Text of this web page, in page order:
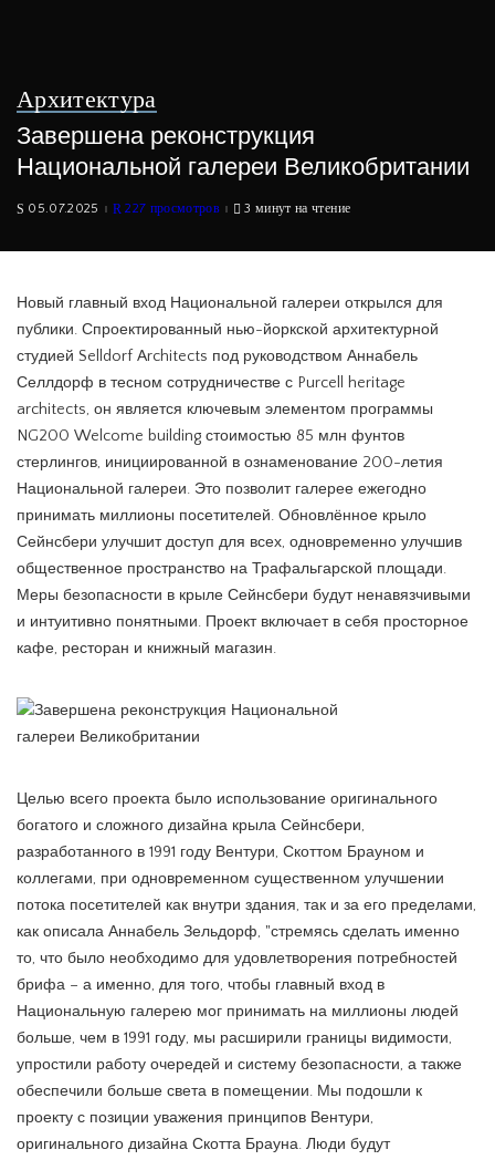
Архитектура
Завершена реконструкция
Национальной галереи Великобритании
05.07.2025 227 просмотров 3 минут на чтение
Новый главный вход Национальной галереи открылся для
публики. Спроектированный нью-йоркской архитектурной
студией Selldorf Architects под руководством Аннабель
Селлдорф в тесном сотрудничестве с Purcell heritage
architects, он является ключевым элементом программы
NG200 Welcome building стоимостью 85 млн фунтов
стерлингов, инициированной в ознаменование 200-летия
Национальной галереи. Это позволит галерее ежегодно
принимать миллионы посетителей. Обновлённое крыло
Сейнсбери улучшит доступ для всех, одновременно улучшив
общественное пространство на Трафальгарской площади.
Меры безопасности в крыле Сейнсбери будут ненавязчивыми
и интуитивно понятными. Проект включает в себя просторное
кафе, ресторан и книжный магазин.
Целью всего проекта было использование оригинального
богатого и сложного дизайна крыла Сейнсбери,
разработанного в 1991 году Вентури, Скоттом Брауном и
коллегами, при одновременном существенном улучшении
потока посетителей как внутри здания, так и за его пределами,
как описала Аннабель Зельдорф, "стремясь сделать именно
то, что было необходимо для удовлетворения потребностей
брифа – а именно, для того, чтобы главный вход в
Национальную галерею мог принимать на миллионы людей
больше, чем в 1991 году, мы расширили границы видимости,
упростили работу очередей и систему безопасности, а также
обеспечили больше света в помещении. Мы подошли к
проекту с позиции уважения принципов Вентури,
оригинального дизайна Скотта Брауна. Люди будут